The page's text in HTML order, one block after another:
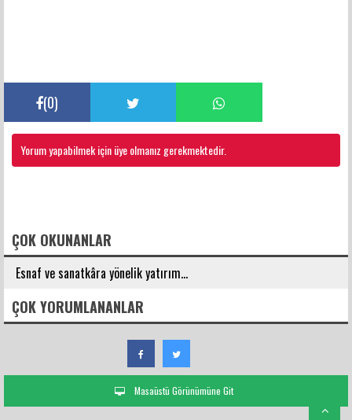
(0)
Yorum yapabilmek için üye olmanız gerekmektedir.
ÇOK OKUNANLAR
Esnaf ve sanatkâra yönelik yatırım...
ÇOK YORUMLANANLAR
Masaüstü Görünümüne Git